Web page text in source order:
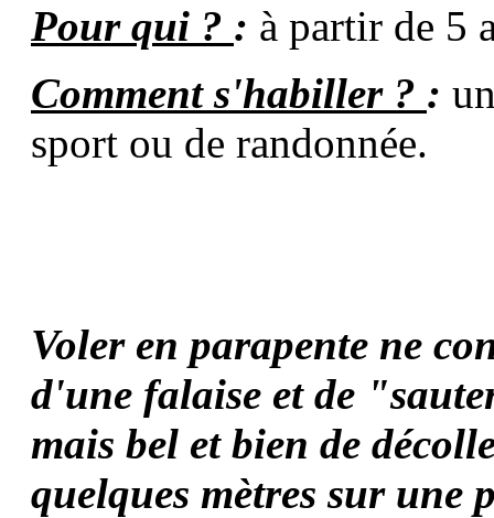
Pour qui ? : à partir de 5
Comment s'habiller ? :
sport ou de randonnée.
Voler en parapente ne
d'une falaise et de
mais bel et bien de
quelques mètres sur une